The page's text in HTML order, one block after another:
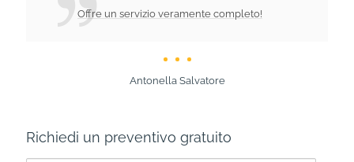
Offre un servizio veramente completo!
Antonella Salvatore
Richiedi un preventivo gratuito